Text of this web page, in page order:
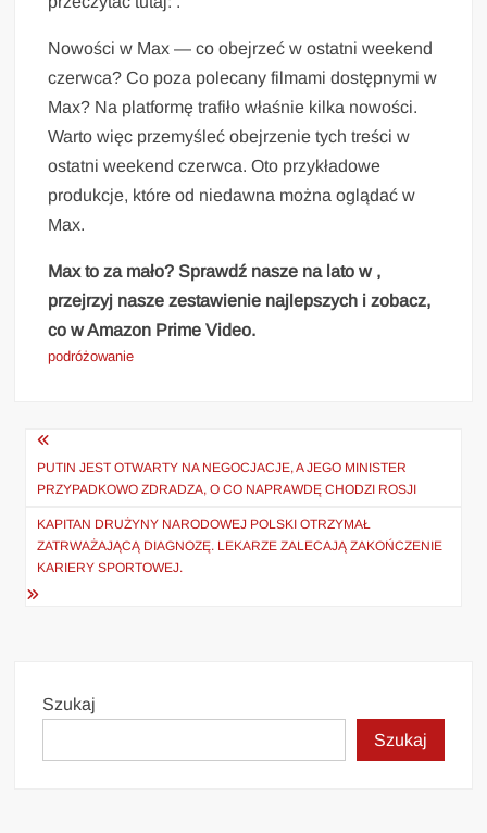
Nowości w Max — co obejrzeć w ostatni weekend
czerwca? Co poza polecany filmami dostępnymi w
Max? Na platformę trafiło właśnie kilka nowości.
Warto więc przemyśleć obejrzenie tych treści w
ostatni weekend czerwca. Oto przykładowe
produkcje, które od niedawna można oglądać w
Max.
Max to za mało? Sprawdź nasze na lato w ,
przejrzyj nasze zestawienie najlepszych i zobacz,
co w Amazon Prime Video.
podróżowanie
Nawigacja
wpisu
PUTIN JEST OTWARTY NA NEGOCJACJE, A JEGO MINISTER
PRZYPADKOWO ZDRADZA, O CO NAPRAWDĘ CHODZI ROSJI
KAPITAN DRUŻYNY NARODOWEJ POLSKI OTRZYMAŁ
ZATRWAŻAJĄCĄ DIAGNOZĘ. LEKARZE ZALECAJĄ ZAKOŃCZENIE
KARIERY SPORTOWEJ.
Szukaj
Szukaj